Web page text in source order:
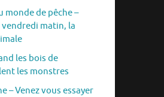
monde de pêche –
vendredi matin, la
les bois de
les monstres
– Venez vous essayer